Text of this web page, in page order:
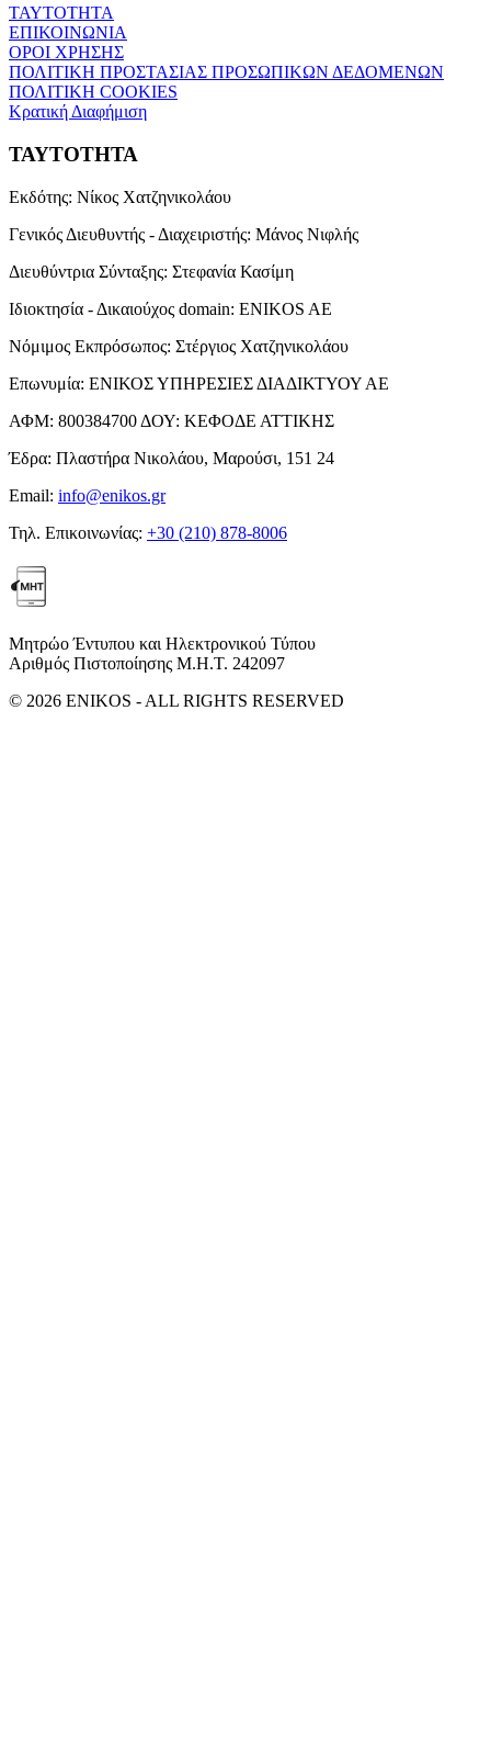
ΤΑΥΤΟΤΗΤΑ
ΕΠΙΚΟΙΝΩΝΙΑ
ΟΡΟΙ ΧΡΗΣΗΣ
ΠΟΛΙΤΙΚΗ ΠΡΟΣΤΑΣΙΑΣ ΠΡΟΣΩΠΙΚΩΝ ΔΕΔΟΜΕΝΩΝ
ΠΟΛΙΤΙΚΗ COOKIES
Κρατική Διαφήμιση
ΤΑΥΤΟΤΗΤΑ
Εκδότης: Νίκος Χατζηνικολάου
Γενικός Διευθυντής - Διαχειριστής: Μάνος Νιφλής
Διευθύντρια Σύνταξης: Στεφανία Κασίμη
Ιδιοκτησία - Δικαιούχος domain: ENIKOS AE
Νόμιμος Εκπρόσωπος: Στέργιος Χατζηνικολάου
Επωνυμία: ΕΝΙΚΟΣ ΥΠΗΡΕΣΙΕΣ ΔΙΑΔΙΚΤΥΟΥ ΑΕ
ΑΦΜ: 800384700 ΔΟΥ: ΚΕΦΟΔΕ ΑΤΤΙΚΗΣ
Έδρα: Πλαστήρα Νικολάου, Μαρούσι, 151 24
Email: info@enikos.gr
Τηλ. Επικοινωνίας: +30 (210) 878-8006
Μητρώο Έντυπου και Ηλεκτρονικού Τύπου
Αριθμός Πιστοποίησης Μ.Η.Τ. 242097
© 2026 ENIKOS - ALL RIGHTS RESERVED